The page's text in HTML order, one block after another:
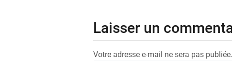
Laisser un
Votre adresse e-mail ne sera pas publiée.